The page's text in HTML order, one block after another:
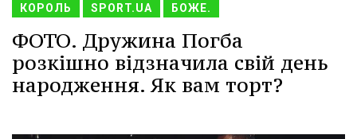
КОРОЛЬ SPORT.UA БОЖЕ.
ФОТО. Дружина Погба
розкішно відзначила свій день
народження. Як вам торт?